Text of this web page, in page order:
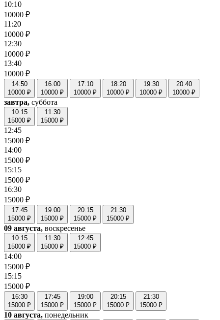
10:10
10000 ₽
11:20
10000 ₽
12:30
10000 ₽
13:40
10000 ₽
14:50
10000 ₽
16:00
10000 ₽
17:10
10000 ₽
18:20
10000 ₽
19:30
10000 ₽
20:40
10000 ₽
завтра, суббота
10:15
15000 ₽
11:30
15000 ₽
12:45
15000 ₽
14:00
15000 ₽
15:15
15000 ₽
16:30
15000 ₽
17:45
15000 ₽
19:00
15000 ₽
20:15
15000 ₽
21:30
15000 ₽
09 августа, воскресенье
10:15
15000 ₽
11:30
15000 ₽
12:45
15000 ₽
14:00
15000 ₽
15:15
15000 ₽
16:30
15000 ₽
17:45
15000 ₽
19:00
15000 ₽
20:15
15000 ₽
21:30
15000 ₽
10 августа, понедельник